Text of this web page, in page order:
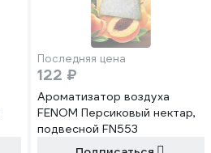
Последняя цена
122 ₽
Ароматизатор воздуха
FENOM Персиковый нектар,
подвесной FN553